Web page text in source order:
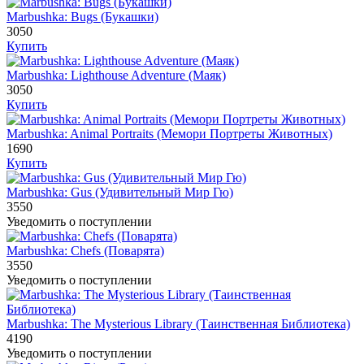
Marbushka: Bugs (Букашки)
3050
Купить
Marbushka: Lighthouse Adventure (Маяк)
3050
Купить
Marbushka: Animal Portraits (Мемори Портреты Животных)
1690
Купить
Marbushka: Gus (Удивительный Мир Гю)
3550
Уведомить о поступлении
Marbushka: Chefs (Поварята)
3550
Уведомить о поступлении
Marbushka: The Mysterious Library (Таинственная Библиотека)
4190
Уведомить о поступлении